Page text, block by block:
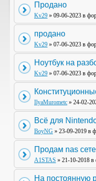
Продано
Kv29 » 09-06-2023 в
продано
Kv29 » 07-06-2023 в
Ноутбук на
Kv29 » 07-06-2023 в
IlyaMurometc » 24-02-
Всё для
BoyNG » 23-09-2019 в
Продам nas
A1STAS » 21-10-2018
На постоянную